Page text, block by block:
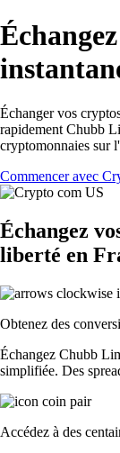
Échanger vos
rapidement Chubb
cryptomonnaies sur
Commencer avec
Échangez
liberté en
Obtenez des
Échangez Chubb
simplifiée. Des
Accédez à des